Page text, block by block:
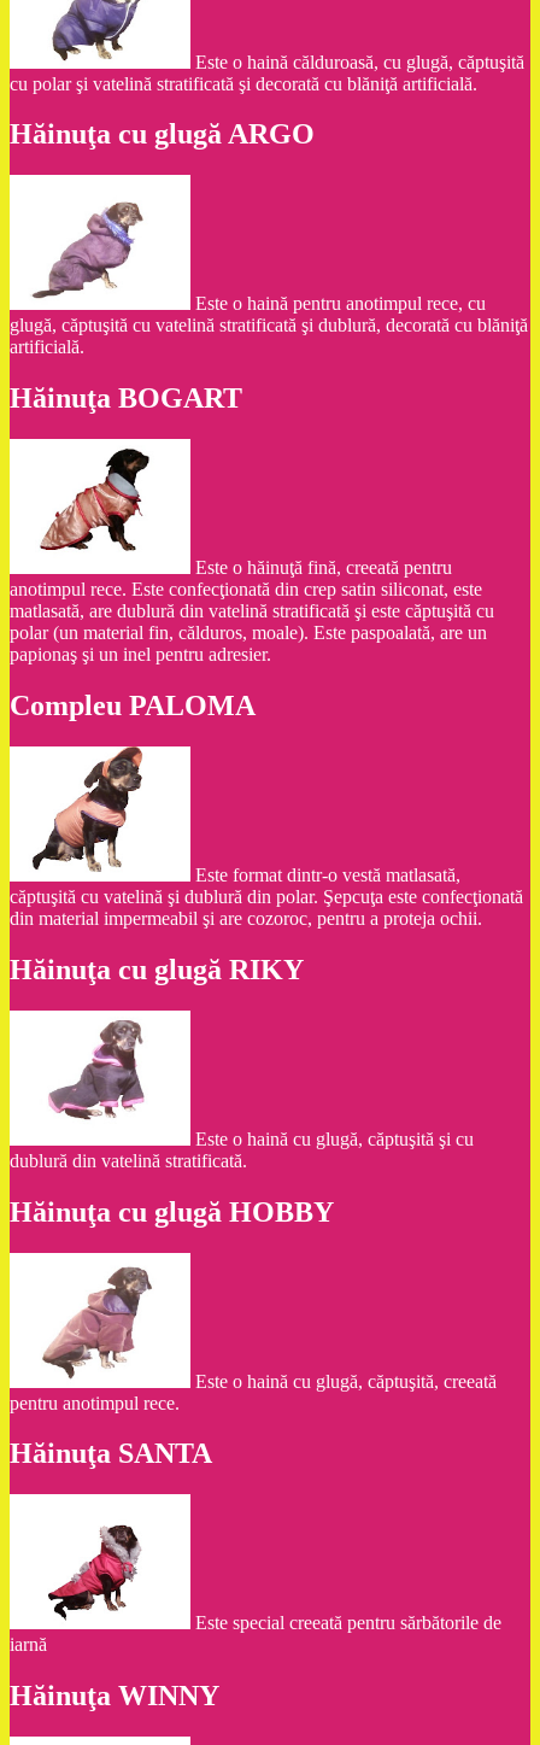
Este o haină călduroasă, cu glugă, căptuşită
cu polar şi vatelină stratificată şi decorată cu blăniţă artificială.
Hăinuţa cu glugă ARGO
Este o haină pentru anotimpul rece, cu
glugă, căptuşită cu vatelină stratificată şi dublură, decorată cu blăniţă
artificială.
Hăinuţa BOGART
Este o hăinuţă fină, creeată pentru
anotimpul rece. Este confecţionată din crep satin siliconat, este
matlasată, are dublură din vatelină stratificată şi este căptuşită cu
polar (un material fin, călduros, moale). Este paspoalată, are un
papionaş şi un inel pentru adresier.
Compleu PALOMA
Este format dintr-o vestă matlasată,
căptuşită cu vatelină şi dublură din polar. Şepcuţa este confecţionată
din material impermeabil şi are cozoroc, pentru a proteja ochii.
Hăinuţa cu glugă RIKY
Este o haină cu glugă, căptuşită şi cu
dublură din vatelină stratificată.
Hăinuţa cu glugă HOBBY
Este o haină cu glugă, căptuşită, creeată
pentru anotimpul rece.
Hăinuţa SANTA
Este special creeată pentru sărbătorile de
iarnă
Hăinuţa WINNY